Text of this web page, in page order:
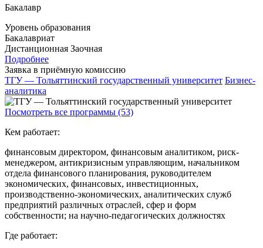
Бакалавр
Уровень образования
Бакалавриат
Дистанционная Заочная
Подробнее
Заявка в приёмную комиссию
ТГУ — Тольяттинский государственный университет Бизнес-
аналитика
Посмотреть все программы (53)
Кем работает:
финансовым директором, финансовым аналитиком, риск-
менеджером, антикризисным управляющим, начальником
отдела финансового планирования, руководителем
экономических, финансовых, инвестиционных,
производственно-экономических, аналитических служб
предприятий различных отраслей, сфер и форм
собственности; на научно-педагогических должностях
Где работает: